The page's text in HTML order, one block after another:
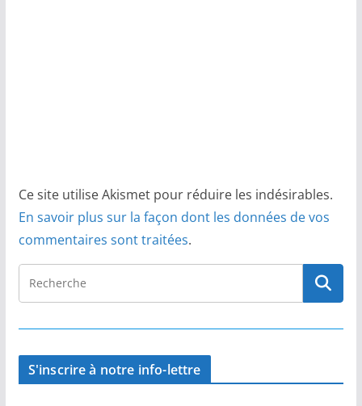
Ce site utilise Akismet pour réduire les indésirables.
En savoir plus sur la façon dont les données de vos
commentaires sont traitées.
S'inscrire à notre info-lettre